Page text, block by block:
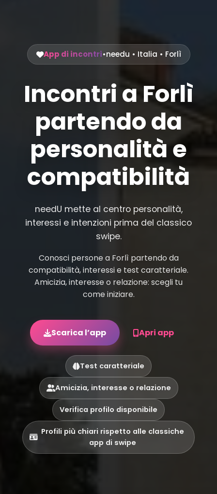
App di incontri•needu • Italia • Forlì
Incontri a Forlì
partendo da
personalità e
compatibilità
needU mette al centro personalità,
interessi e intenzioni prima del classico
swipe.
Conosci persone a Forlì partendo da
compatibilità, interessi e test caratteriale.
Amicizia, interesse o relazione: scegli tu
come iniziare.
Scarica l’app Apri app
Test caratteriale
Amicizia, interesse o relazione
Verifica profilo disponibile
Profili più chiari rispetto alle classiche
app di swipe